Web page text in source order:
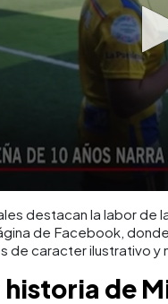
destacan la labor de
de Facebook,
de caracter ilustrativo y
historia de